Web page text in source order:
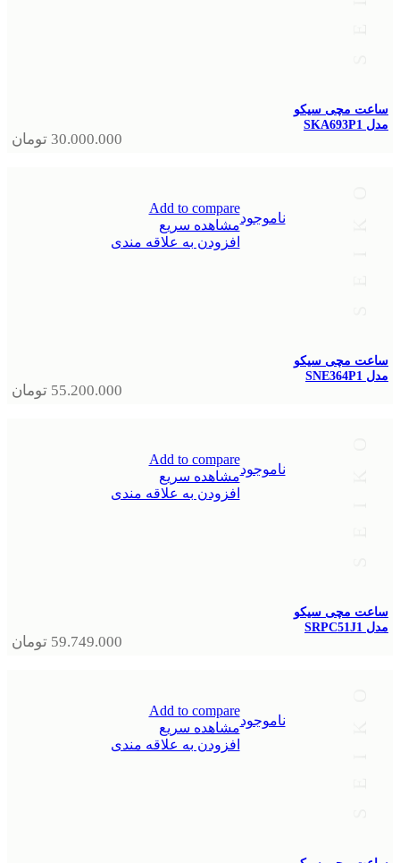
ساعت مچی سیکو
مدل SKA693P1
30.000.000 تومان
ناموجود
Add to compare
مشاهده سریع
افزودن به علاقه مندی
ساعت مچی سیکو
مدل SNE364P1
55.200.000 تومان
ناموجود
Add to compare
مشاهده سریع
افزودن به علاقه مندی
ساعت مچی سیکو
مدل SRPC51J1
59.749.000 تومان
ناموجود
Add to compare
مشاهده سریع
افزودن به علاقه مندی